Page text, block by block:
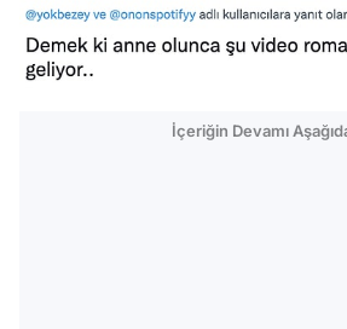
İçeriğin Devamı